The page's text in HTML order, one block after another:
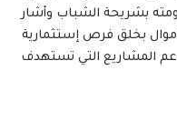
بشريحة الشباب وأشار
بخلق فرص إستثمارية
المشاريع التي تستهدف